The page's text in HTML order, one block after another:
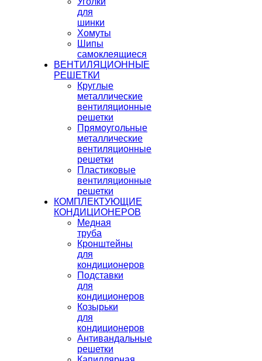
для
шинки
Хомуты
Шипы
самоклеящиеся
ВЕНТИЛЯЦИОННЫЕ
РЕШЕТКИ
Круглые
металлические
вентиляционные
решетки
Прямоугольные
металлические
вентиляционные
решетки
Пластиковые
вентиляционные
решетки
КОМПЛЕКТУЮЩИЕ
КОНДИЦИОНЕРОВ
Медная
труба
Кронштейны
для
кондиционеров
Подставки
для
кондиционеров
Козырьки
для
кондиционеров
Антивандальные
решетки